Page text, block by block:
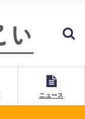
ニュース